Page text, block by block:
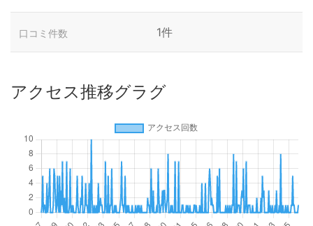
口コミ件数 1件
アクセス推移グラグ